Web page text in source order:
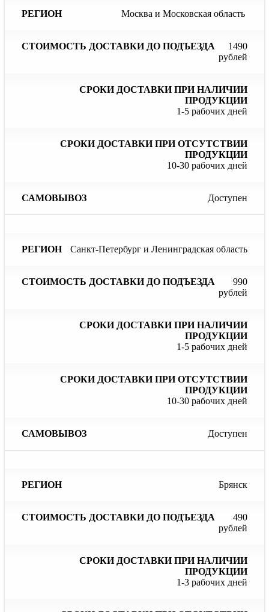
Стоимость
подъезда
Сроки
наличии
продукции
Москва и Московская область
1490
рублей
1-5 рабочих дней
10-30 рабочих дней
Доступен
Санкт-Петербург и Ленинградская область
990
рублей
1-5 рабочих дней
10-30 рабочих дней
Доступен
Брянск
490
рублей
1-3 рабочих дней